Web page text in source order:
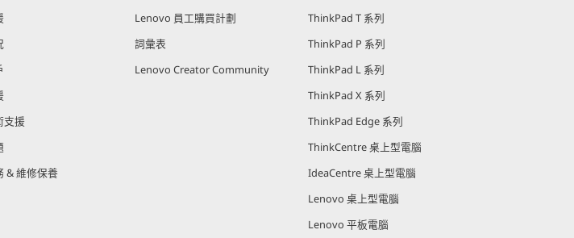
支援
& 維修保養
Lenovo 員工購買計劃
詞彙表
Lenovo Creator Community
ThinkPad T 系列
ThinkPad P 系列
ThinkPad L 系列
ThinkPad X 系列
ThinkPad Edge 系列
ThinkCentre 桌上型電腦
IdeaCentre 桌上型電腦
Lenovo 桌上型電腦
Lenovo 平板電腦